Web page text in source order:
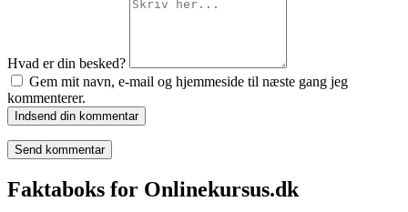
Hvad er din besked?
Gem mit navn, e-mail og hjemmeside til næste gang jeg
kommenterer.
Indsend din kommentar
Faktaboks for Onlinekursus.dk